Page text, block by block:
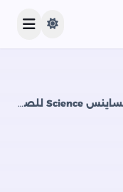
الأداء المنزلي في الأسبوع الثاني مادة الساينس Science للصف الثالث الاعدادي الترم الثاني 2025 بصيغة PDF